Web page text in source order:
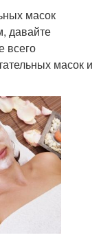
масок
давайте
всего
масок и